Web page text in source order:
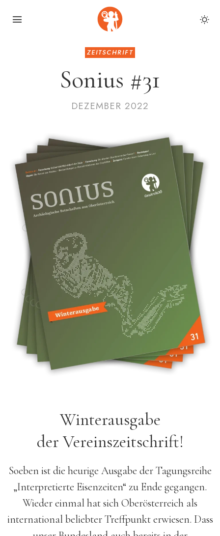
ZEITSCHRIFT
Sonius #31
DEZEMBER 2022
Winterausgabe
der Vereinszeitschrift!
Soeben ist die heurige Ausgabe der Tagungsreihe
„Interpretierte Eisenzeiten“ zu Ende gegangen.
Wieder einmal hat sich Oberösterreich als
international beliebter Treffpunkt erwiesen. Dass